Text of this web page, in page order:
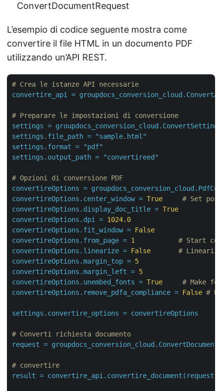
ConvertDocumentRequest
L’esempio di codice seguente mostra come
convertire il file HTML in un documento PDF
utilizzando un’API REST.
# Crea le istanze API necessarie
convertire_api
=
# Preparare le impostazioni di conversione
settings =
settings.file_path =
"sample.html"
settings.format =
"pdf"
settings.output_path = "convertireed"
# Opzioni di conversione PDF
convertireOptions =
convertireOptions.center_window = True
# Set
convertireOptions.display_doc_title = True
convertireOptions.dpi
= 1024.0
convertireOptions.fit_window = False
convertireOptions.from_page = 1
# Start
convertireOptions.linearize = False
# Linearize
convertireOptions.margin_top = 5
convertireOptions.margin_left = 5
convertireOptions.unembed_fonts = True
# Make
convertireOptions.remove_pdfa_compliance = False #
settings.convertire_options = convertireOptions
# Converti richiesta documento
request =
# convertire
result = convertire_api.convertire_document(request)